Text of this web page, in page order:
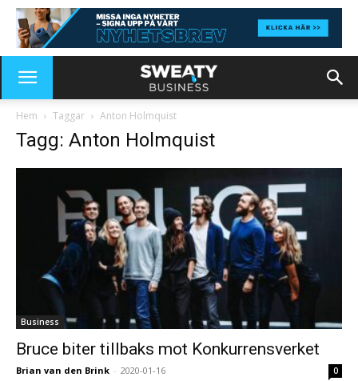
Hem Taggar Anton Holmquist
Tagg: Anton Holmquist
Business
Bruce biter tillbaks mot Konkurrensverket
Brian van den Brink - 2020-01-16 0